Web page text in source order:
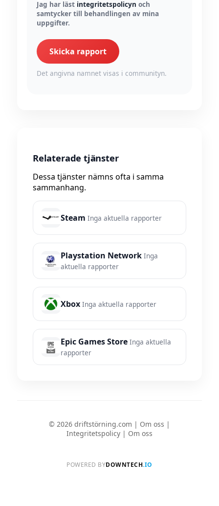
Jag har läst integritetspolicyn och
samtycker till behandlingen av mina
uppgifter.
Skicka rapport
Det angivna namnet visas i communityn.
Relaterade tjänster
Dessa tjänster nämns ofta i samma
sammanhang.
Steam Inga aktuella rapporter
Playstation Network Inga
aktuella rapporter
Xbox Inga aktuella rapporter
Epic Games Store Inga aktuella
rapporter
© 2026 driftstörning.com | Om oss |
Integritetspolicy | Om oss
POWERED BYDOWNTECH.IO